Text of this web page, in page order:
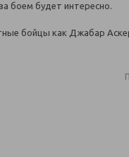
боем будет интересно.
бойцы как Джабар